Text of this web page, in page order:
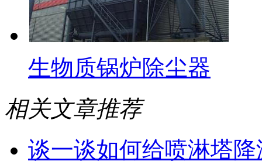
生物质锅炉除尘器
相关文章推荐
谈一谈如何给喷淋塔